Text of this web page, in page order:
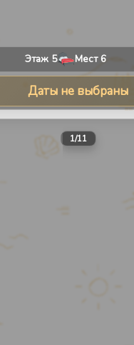
Этаж 5 Мест 6
Даты не выбраны
1/11